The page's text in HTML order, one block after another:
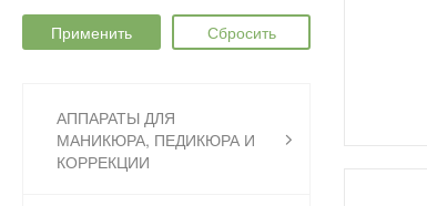
АППАРАТЫ ДЛЯ
МАНИКЮРА, ПЕДИКЮРА И
КОРРЕКЦИИ